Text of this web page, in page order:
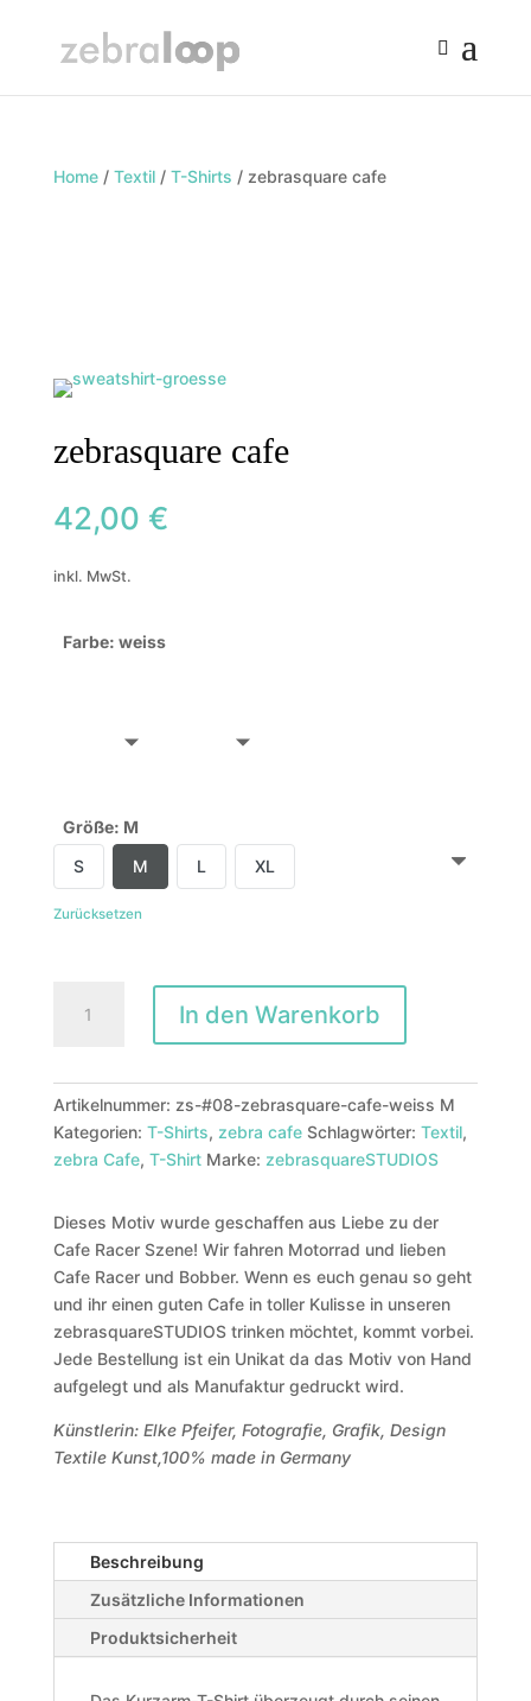
Home/ Textil/ T-Shirts / zebrasquare cafe
zebrasquare cafe
42,00 €
inkl. MwSt.
Farbe: weiss
Größe: M
S
M L XL
Zurücksetzen
In den Warenkorb
Artikelnummer: zs-#08-zebrasquare-cafe-weiss M
Kategorien: T-Shirts, zebra cafe Schlagwörter: Textil,
zebra Cafe, T-Shirt Marke: zebrasquareSTUDIOS
Dieses Motiv wurde geschaffen aus Liebe zu der
Cafe Racer Szene! Wir fahren Motorrad und lieben
Cafe Racer und Bobber. Wenn es euch genau so geht
und ihr einen guten Cafe in toller Kulisse in unseren
zebrasquareSTUDIOS trinken möchtet, kommt vorbei.
Jede Bestellung ist ein Unikat da das Motiv von Hand
aufgelegt und als Manufaktur gedruckt wird.
Künstlerin: Elke Pfeifer, Fotografie, Grafik, Design
Textile Kunst,100% made in Germany
Beschreibung
Zusätzliche Informationen
Produktsicherheit